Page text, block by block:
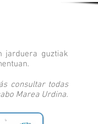
jarduera guztiak
consultar todas
Marea Urdina.